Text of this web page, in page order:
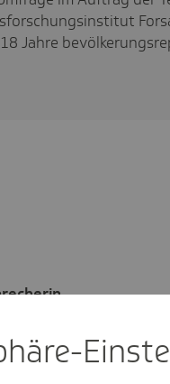
Jahre
434